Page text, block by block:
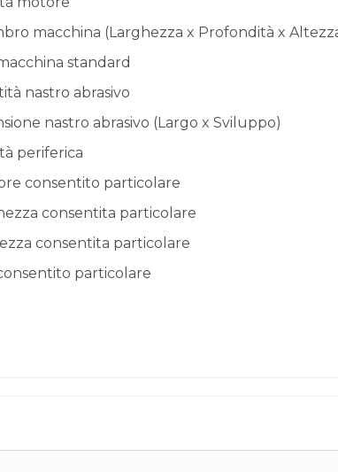
macchina (Larghezza x Profondità x
standard
nastro abrasivo
nastro abrasivo (Largo x Sviluppo)
periferica
consentito particolare
consentita particolare
consentita particolare
particolare